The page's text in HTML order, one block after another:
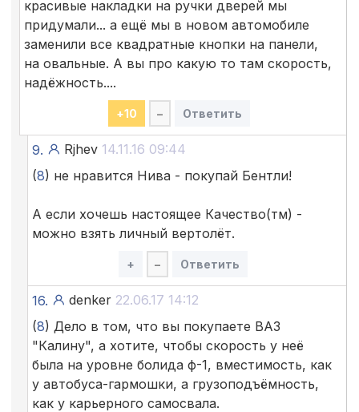
красивые накладки на ручки дверей мы
придумали... а ещё мы в новом автомобиле
заменили все квадратные кнопки на панели,
на овальные. А вы про какую то там скорость,
надёжность....
+10 – Ответить
9. Rjhev 14.11.16 09:44
(8) не нравится Нива - покупай Бентли!
А если хочешь настоящее Качество(тм) -
можно взять личный вертолёт.
+ – Ответить
16. denker 22.06.17 14:12
(8) Дело в том, что вы покупаете ВАЗ
"Калину", а хотите, чтобы скорость у неё
была на уровне болида ф-1, вместимость, как
у автобуса-гармошки, а грузоподъёмность,
как у карьерного самосвала.